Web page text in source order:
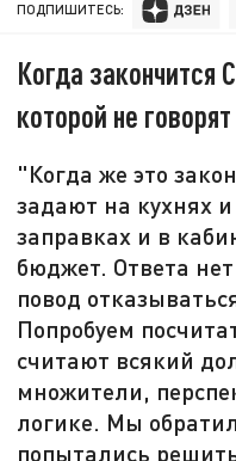
ПОДПИШИТЕСЬ:
Когда закончится
которой не говорят
"Когда же это
задают на кухнях
заправках и в
бюджет. Ответа
повод
Попробуем
считают всякий
множители,
логике. Мы
попытались